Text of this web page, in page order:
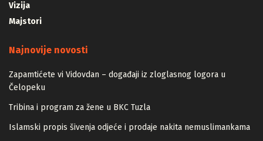
Vizija
Majstori
Najnovije novosti
Zapamtićete vi Vidovdan – događaji iz zloglasnog logora u
Čelopeku
Tribina i program za žene u BKC Tuzla
Islamski propis šivenja odjeće i prodaje nakita nemuslimankama